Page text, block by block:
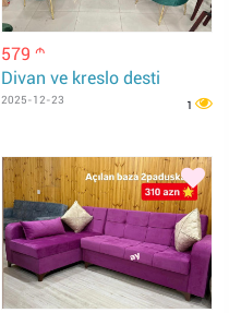
579 m
Divan ve kreslo desti
2025-12-23 1